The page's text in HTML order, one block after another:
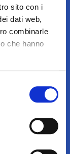
sito con i
dati web,
combinarle
che hanno